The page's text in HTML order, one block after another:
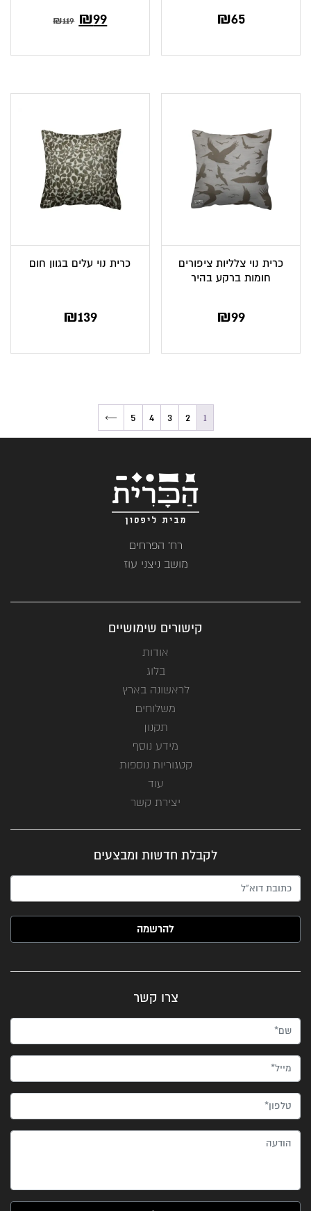
₪65
₪119 ₪99
כרית נוי צלליות ציפורים
חומות ברקע בהיר
₪99
כרית נוי עלים בגוון חום
₪139
1
2
3
4
5
←
רח' הפרחים
מושב ניצני עוז
קישורים שימושיים
אודות
בלוג
לראשונה בארץ
משלוחים
תקנון
מידע נוסף
קטגוריות נוספות
עוד
יצירת קשר
לקבלת חדשות ומבצעים
האימייל שלך (חובה)
צרו קשר